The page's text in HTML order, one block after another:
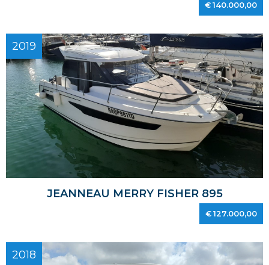
€ 140.000,00
2019
JEANNEAU MERRY FISHER 895
€ 127.000,00
2018